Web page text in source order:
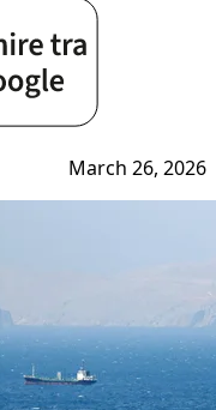
March 26, 2026